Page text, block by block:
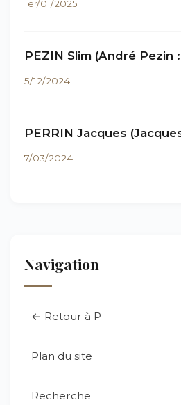
1er/01/2025
PEZIN Slim (André Pezin
5/12/2024
PERRIN Jacques
7/03/2024
Navigation
← Retour à P
Plan du site
Recherche